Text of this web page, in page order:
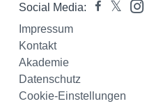
Social Media:
Impressum
Kontakt
Akademie
Datenschutz
Cookie-Einstellungen